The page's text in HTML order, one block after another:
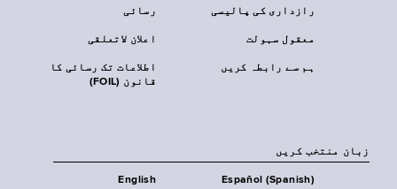
رسائی رازداری کی پالیسی
اعلان لاتعلقی معقول سہولت
اطلاعات تک رسائی کا
قانون (FOIL)
ہم سے رابطہ کریں
زبان منتخب کریں
English Español (Spanish)